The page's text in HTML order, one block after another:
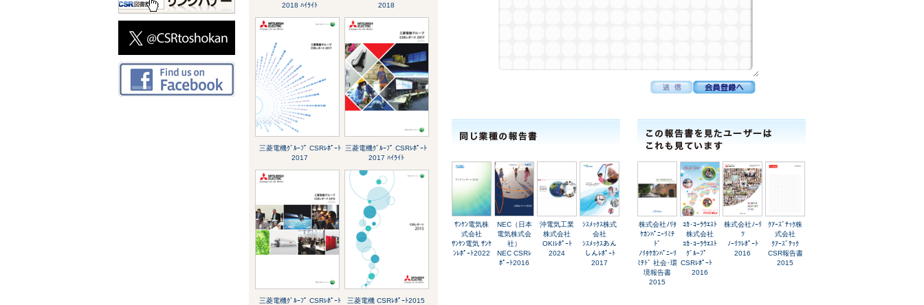
2018 ﾊｲﾗｲﾄ
2018
三菱電機ｸﾞﾙｰﾌﾟ CSRﾚﾎﾟｰﾄ
2017
三菱電機ｸﾞﾙｰﾌﾟ CSRﾚﾎﾟｰﾄ
2017 ﾊｲﾗｲﾄ
三菱電機ｸﾞﾙｰﾌﾟ CSRﾚﾎﾟｰﾄ
三菱電機 CSRﾚﾎﾟｰﾄ2015
ｻﾝｹﾝ電気株
式会社
ｻﾝｹﾝ電気 ｻﾝｹ
ﾝﾚﾎﾟｰﾄ2022
NEC（日本
電気株式会
社）
NEC CSRﾚ
ﾎﾟｰﾄ2016
沖電気工業
株式会社
OKIﾚﾎﾟｰﾄ
2024
ｼｽﾒｯｸｽ株式
会社
ｼｽﾒｯｸｽあん
しんﾚﾎﾟｰﾄ
2017
株式会社ﾉﾘﾀ
ｹｶﾝﾊﾟﾆｰﾘﾐﾃ
ﾄﾞ
ﾉﾘﾀｹｶﾝﾊﾟﾆｰﾘ
ﾐﾃﾄﾞ 社会･環
境報告書
2015
ｺｶ･ｺｰﾗｳｴｽﾄ
株式会社
ｺｶ･ｺｰﾗｳｴｽﾄ
ｸﾞﾙｰﾌﾟ
CSRﾚﾎﾟｰﾄ
2016
株式会社ﾉｰﾘ
ﾂ
ﾉｰﾘﾂﾚﾎﾟｰﾄ
2016
ｸｱｰｽﾞﾃｯｸ株
式会社
ｸｱｰｽﾞﾃｯｸ
CSR報告書
2015